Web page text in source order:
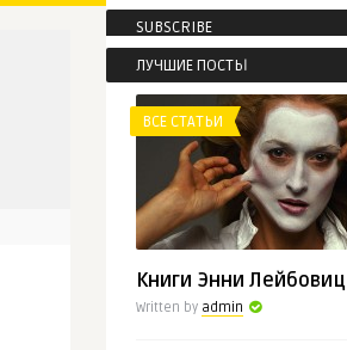
SUBSCRIBE
ЛУЧШИЕ ПОСТЫ
ВСЕ СТАТЬИ
Книги Энни Лейбовиц
Written by admin